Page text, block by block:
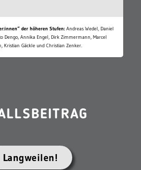
der höheren Stufen: Andreas Wedel, Daniel
Dengo, Annika Engel, Dirk Zimmermann, Marcel
Kristian Gäckle und Christian Zenker.
Langweilen!